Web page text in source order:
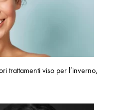
trattamenti viso per l’inverno,